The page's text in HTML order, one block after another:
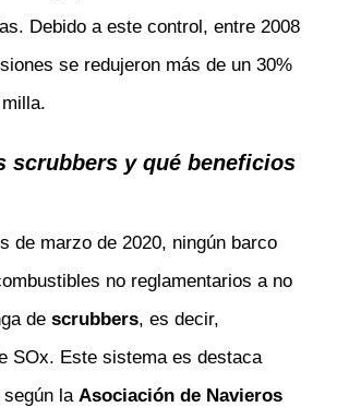
Debido a este control, entre 2008
se redujeron más de un 30%
scrubbers y qué beneficios
de marzo de 2020, ningún barco
no reglamentarios a no
de scrubbers, es decir,
SOx. Este sistema es destaca
la Asociación de Navieros